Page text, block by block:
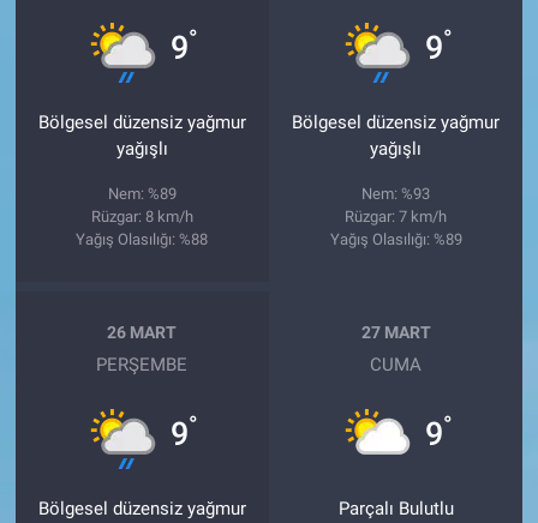
9°
Bölgesel düzensiz yağmur
yağışlı
Nem: %89
Rüzgar: 8 km/h
Yağış Olasılığı: %88
9°
Bölgesel düzensiz yağmur
yağışlı
Nem: %93
Rüzgar: 7 km/h
Yağış Olasılığı: %89
26 MART
PERŞEMBE
9°
Bölgesel düzensiz yağmur
27 MART
CUMA
9°
Parçalı Bulutlu